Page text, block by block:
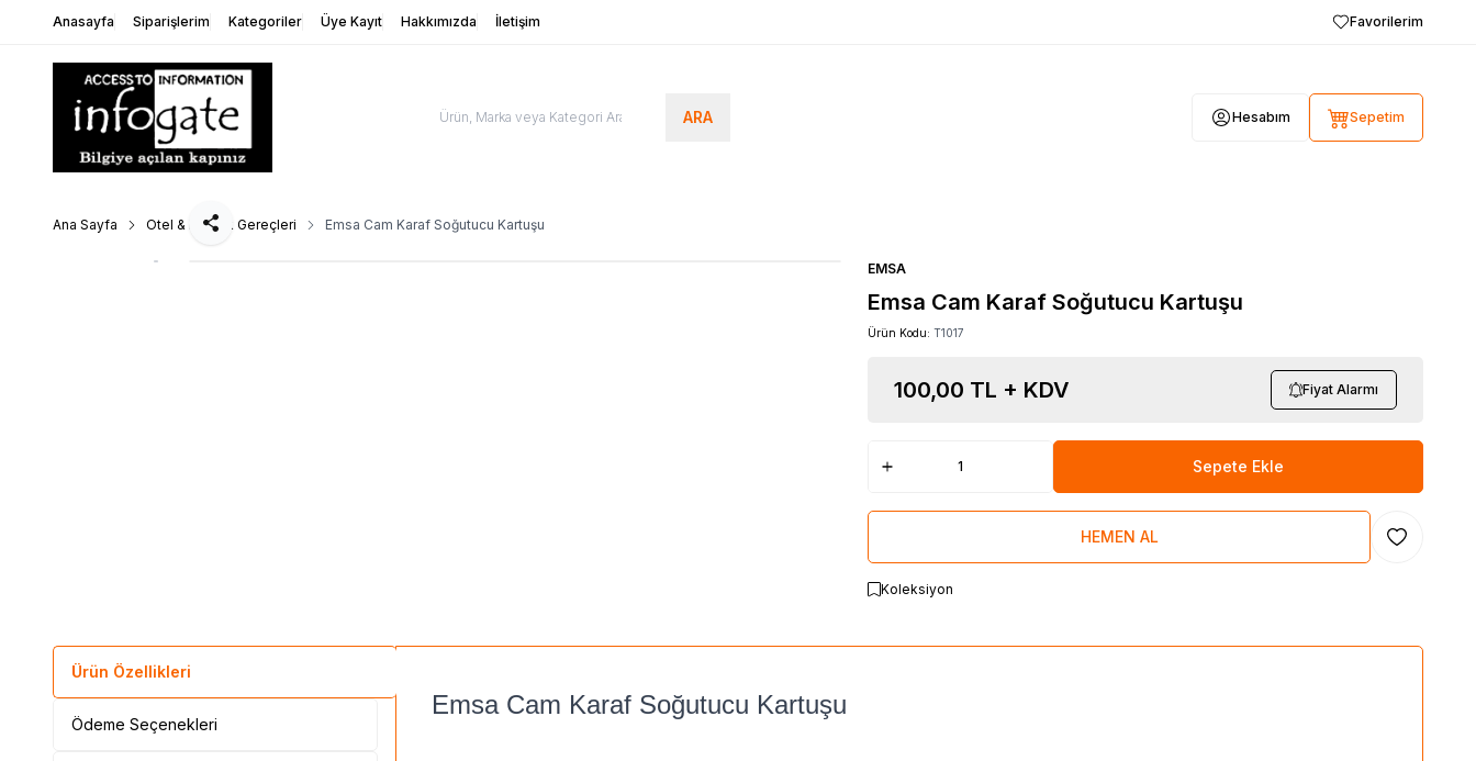
Anasayfa Siparişlerim Kategoriler Üye Kayıt Hakkımızda İletişim Favorilerim
ARA Hesabım Sepetim
Ana Sayfa Otel & Mutfak Gereçleri Emsa Cam Karaf Soğutucu Kartuşu
Paylaş
EMSA
Emsa Cam Karaf Soğutucu Kartuşu
Ürün Kodu: T1017
100,00 TL + KDV Fiyat Alarmı
Sepete Ekle
HEMEN AL Favoriye
Koleksiyon
Ürün Özellikleri
Ödeme Seçenekleri
Emsa Cam Karaf Soğutucu Kartuşu